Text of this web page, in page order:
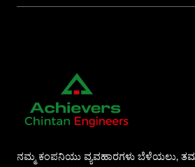
ನಮ್ಮ ಕಂಪನಿಯು ವ್ಯವಹಾರಗಳು ಬೆಳೆಯಲು, ತಮ್ಮ